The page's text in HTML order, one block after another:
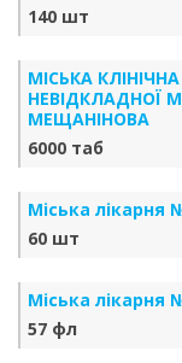
140 шт
МІСЬКА
НЕВІДКЛАДНОЇ
МЕЩАНІНОВА
6000 таб
Міська лікарня
60 шт
Міська лікарня
57 фл